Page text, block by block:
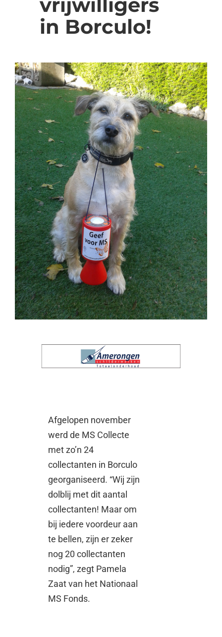
in Borculo!
Afgelopen november
werd de MS Collecte
met zo’n 24
collectanten in Borculo
georganiseerd. “Wij zijn
dolblij met dit aantal
collectanten! Maar om
bij iedere voordeur aan
te bellen, zijn er zeker
nog 20 collectanten
nodig”, zegt Pamela
Zaat van het Nationaal
MS Fonds.